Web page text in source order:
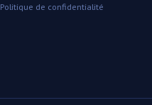
Politique de confidentialité